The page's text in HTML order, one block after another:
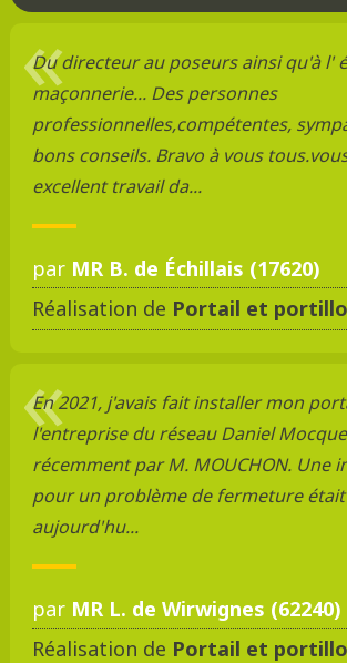
Du directeur au poseurs ainsi qu'à l'
maçonnerie... Des personnes
professionnelles,compétentes,
bons conseils. Bravo à vous
excellent travail da...
par MR B. de Échillais (17620)
Réalisation de Portail et
En 2021, j'avais fait installer mon
l'entreprise du réseau Daniel
récemment par M. MOUCHON. Une
pour un problème de fermeture était
aujourd'hu...
par MR L. de Wirwignes (62240)
Réalisation de Portail et